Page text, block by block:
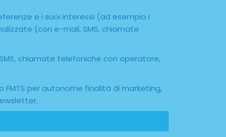
e i suoi interessi (ad esempio i
(con e-mail, SMS, chiamate
chiamate telefoniche con operatore,
per autonome finalità di marketing,